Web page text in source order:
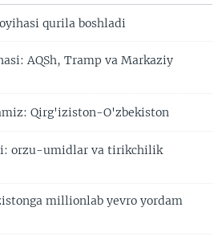
qurila boshladi
AQSh, Tramp va Markaziy
Qirg'iziston-O'zbekiston
orzu-umidlar va tirikchilik
millionlab yevro yordam